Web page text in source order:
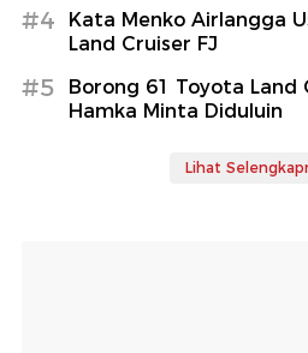
#4
Kata Menko Airlangga
Land Cruiser FJ
#5
Borong 61 Toyota Land
Hamka Minta Diduluin
Lihat